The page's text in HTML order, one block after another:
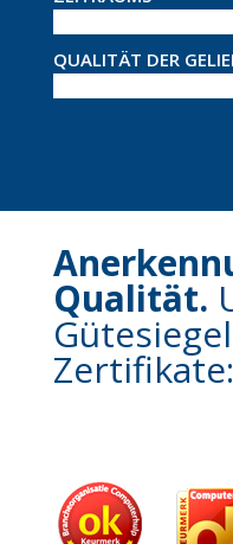
QUALITÄT DER
Qualität.
Zertifikate: